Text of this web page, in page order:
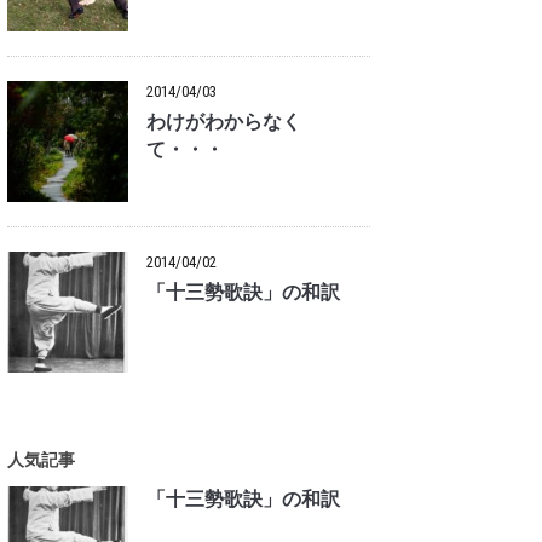
2014/04/03
わけがわからなく
て・・・
2014/04/02
「十三勢歌訣」の和訳
人気記事
「十三勢歌訣」の和訳